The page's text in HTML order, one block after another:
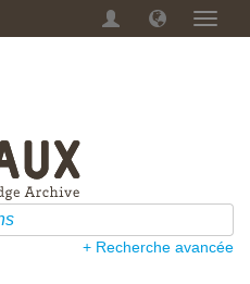
Menu
+ Recherche avancée